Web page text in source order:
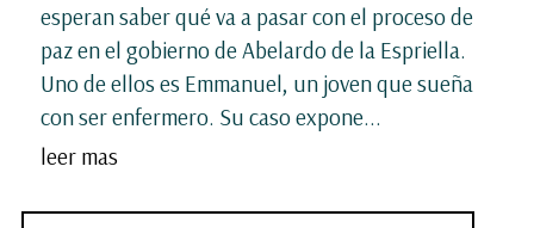
esperan saber qué va a pasar con el proceso de
paz en el gobierno de Abelardo de la Espriella.
Uno de ellos es Emmanuel, un joven que sueña
con ser enfermero. Su caso expone...
leer mas